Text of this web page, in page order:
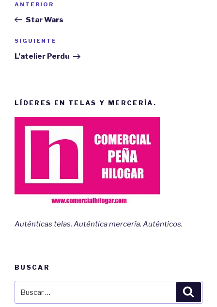
Entrada
anterior:
ANTERIOR
Star Wars
Siguiente
entrada
SIGUIENTE
L’atelier Perdu
LÍDERES EN TELAS Y MERCERÍA.
Auténticas telas. Auténtica mercería. Auténticos.
BUSCAR